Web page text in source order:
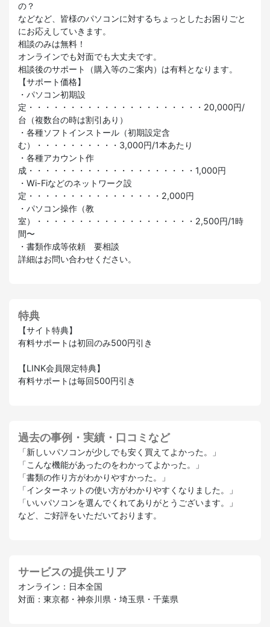
の？
などなど、皆様のパソコンに対するちょっとしたお困りごと
にお応えしていきます。
相談のみは無料！
オンラインでも対面でも大丈夫です。
相談後のサポート（購入等のご案内）は有料となります。
【サポート価格】
・パソコン初期設
定・・・・・・・・・・・・・・・・・・・・・20,000円/
台（複数台の時は割引あり）
・各種ソフトインストール（初期設定含
む）・・・・・・・・・・3,000円/1本あたり
・各種アカウント作
成・・・・・・・・・・・・・・・・・・・・1,000円
・Wi-Fiなどのネットワーク設
定・・・・・・・・・・・・・・・・2,000円
・パソコン操作（教
室）・・・・・・・・・・・・・・・・・・・2,500円/1時
間〜
・書類作成等依頼 要相談
詳細はお問い合わせください。
特典
【サイト特典】
有料サポートは初回のみ500円引き
【LINK会員限定特典】
有料サポートは毎回500円引き
過去の事例・実績・口コミなど
「新しいパソコンが少しでも安く買えてよかった。」
「こんな機能があったのをわかってよかった。」
「書類の作り方がわかりやすかった。」
「インターネットの使い方がわかりやすくなりました。」
「いいパソコンを選んでくれてありがとうございます。」
など、ご好評をいただいております。
サービスの提供エリア
オンライン：日本全国
対面：東京都・神奈川県・埼玉県・千葉県